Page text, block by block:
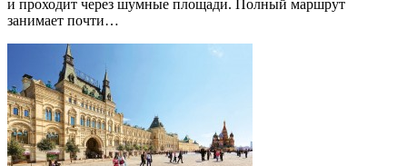
и проходит через шумные площади. Полный маршрут
занимает почти…